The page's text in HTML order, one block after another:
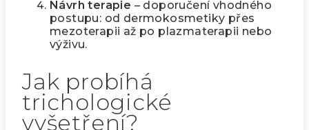
Návrh terapie – doporučení vhodného
postupu: od dermokosmetiky přes
mezoterapii až po plazmaterapii nebo
výživu.
Jak probíhá
trichologické
vyšetření?